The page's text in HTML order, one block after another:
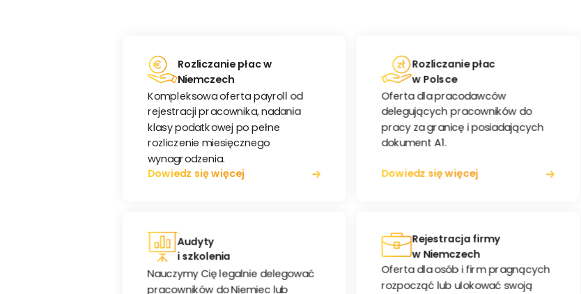
Rozliczanie płac w
Niemczech
Kompleksowa oferta payroll od
rejestracji pracownika, nadania
klasy podatkowej po pełne
rozliczenie miesięcznego
wynagrodzenia.
Dowiedz się więcej
Rozliczanie płac
w Polsce
Oferta dla pracodawców
delegujących pracowników do
pracy za granicę i posiadających
dokument A1.
Dowiedz się więcej
Audyty
i szkolenia
Nauczymy Cię legalnie delegować
pracowników do Niemiec lub
Rejestracja firmy
w Niemczech
Oferta dla osób i firm pragnących
rozpocząć lub ulokować swoją